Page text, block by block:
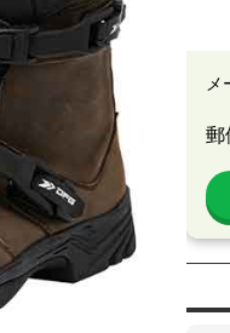
メ
郵